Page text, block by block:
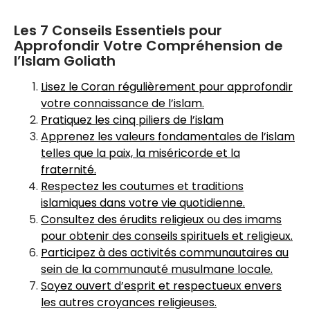
Les 7 Conseils Essentiels pour
Approfondir Votre Compréhension de
l’Islam Goliath
Lisez le Coran régulièrement pour approfondir
votre connaissance de l’islam.
Pratiquez les cinq piliers de l’islam
Apprenez les valeurs fondamentales de l’islam
telles que la paix, la miséricorde et la
fraternité.
Respectez les coutumes et traditions
islamiques dans votre vie quotidienne.
Consultez des érudits religieux ou des imams
pour obtenir des conseils spirituels et religieux.
Participez à des activités communautaires au
sein de la communauté musulmane locale.
Soyez ouvert d’esprit et respectueux envers
les autres croyances religieuses.